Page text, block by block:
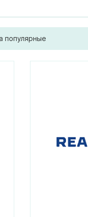
популярные